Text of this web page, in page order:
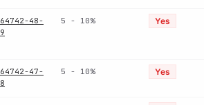
64742-48-
9
5 - 10% Yes
64742-47-
8
5 - 10% Yes